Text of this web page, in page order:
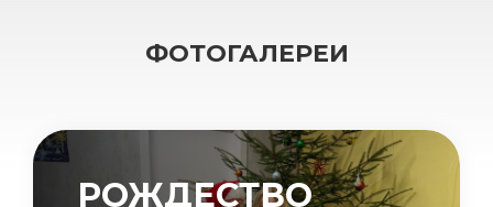
ФОТОГАЛЕРЕИ
РОЖДЕСТВО